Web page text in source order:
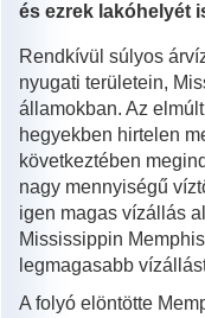
és ezrek lakóhelyét
Rendkívül súlyos
nyugati területein,
államokban. Az
hegyekben hirtelen
következtében
nagy mennyiségű
igen magas vízállás
Mississippin
legmagasabb
A folyó elöntötte